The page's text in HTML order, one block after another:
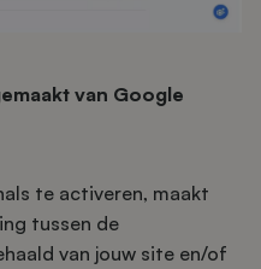
van Google
te activeren, maakt
tussen de
van jouw site en/of